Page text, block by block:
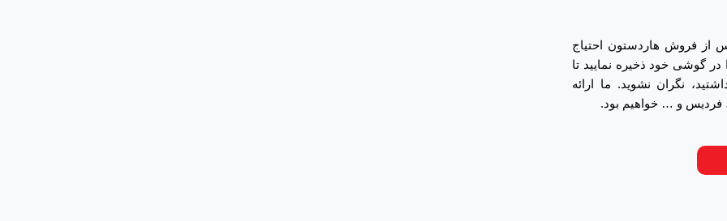
از فروش هاردستون احتیاج
گوشی خود ذخیره نمایید تا
نگران نشوید. ما ارائه
فردیس و … خواهیم بود.